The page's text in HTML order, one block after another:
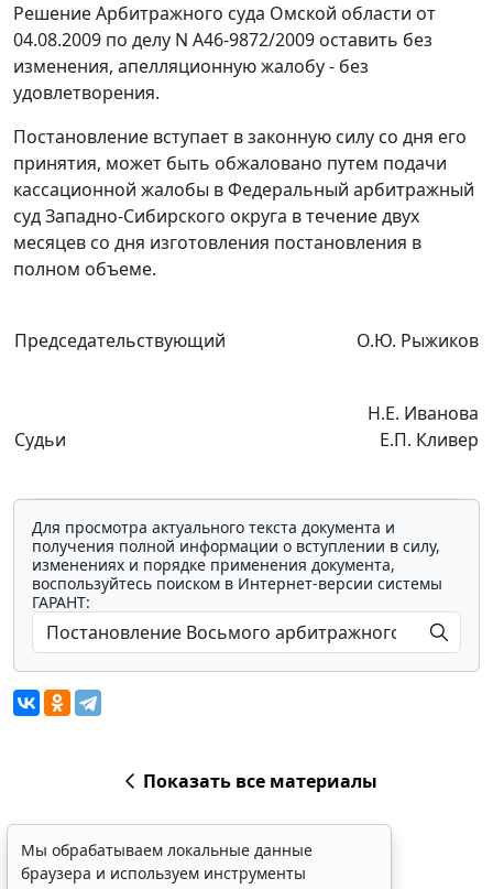
Решение Арбитражного суда Омской области от
04.08.2009 по делу N А46-9872/2009 оставить без
изменения, апелляционную жалобу - без
удовлетворения.
Постановление вступает в законную силу со дня его
принятия, может быть обжаловано путем подачи
кассационной жалобы в Федеральный арбитражный
суд Западно-Сибирского округа в течение двух
месяцев со дня изготовления постановления в
полном объеме.
Председательствующий О.Ю. Рыжиков
Судьи
Н.Е. Иванова
Е.П. Кливер
Для просмотра актуального текста документа и
получения полной информации о вступлении в силу,
изменениях и порядке применения документа,
воспользуйтесь поиском в Интернет-версии системы
ГАРАНТ:
Показать все материалы
Мы обрабатываем локальные данные
браузера и используем инструменты